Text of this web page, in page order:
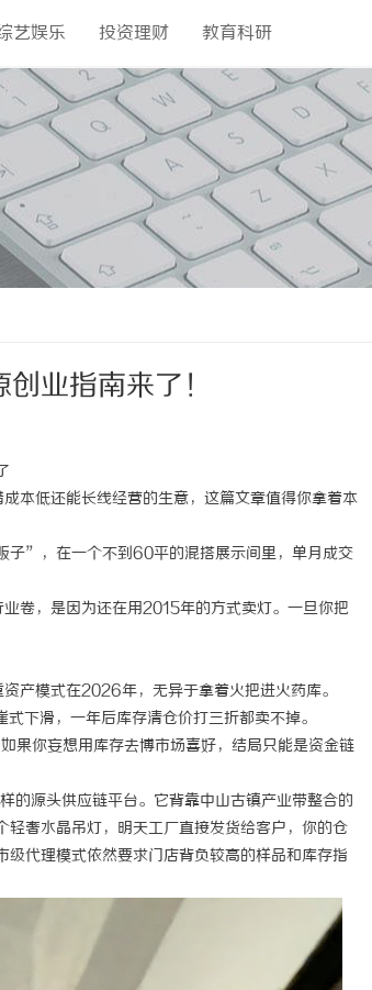
艺娱乐 投资理财 教育科研
业指南来了！
本低还能长线经营的生意，这篇文章值得你拿着本
子”，在一个不到60平的混搭展示间里，单月成交
卷，是因为还在用2015年的方式卖灯。一旦你把
产模式在2026年，无异于拿着火把进火药库。
下滑，一年后库存清仓价打三折都卖不掉。
果你妄想用库存去博市场喜好，结局只能是资金链
的源头供应链平台。它背靠中山古镇产业带整合的
轻奢水晶吊灯，明天工厂直接发货给客户，你的仓
代理模式依然要求门店背负较高的样品和库存指